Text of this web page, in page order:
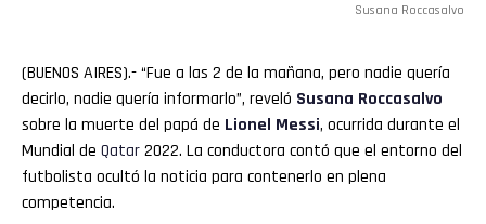
Susana Roccasalvo
(BUENOS AIRES).- “Fue a las 2 de la mañana, pero nadie quería
decirlo, nadie quería informarlo”, reveló Susana Roccasalvo
sobre la muerte del papá de Lionel Messi, ocurrida durante el
Mundial de Qatar2022. La conductora contó que el entorno del
futbolista ocultó la noticia para contenerlo en plena
competencia.